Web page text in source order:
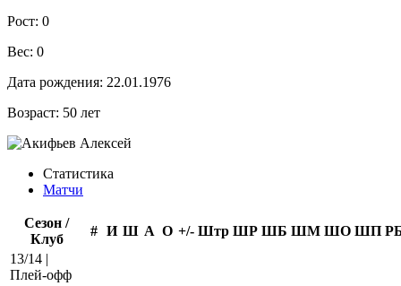
Рост: 0
Вес: 0
Дата рождения: 22.01.1976
Возраст: 50 лет
Статистика
Матчи
Сезон /
Клуб
# И Ш А О +/- Штр ШР ШБ ШМ ШО ШП
13/14 |
Плей-офф